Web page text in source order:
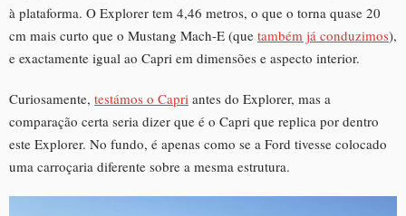
à plataforma. O Explorer tem 4,46 metros, o que o torna quase 20
cm mais curto que o Mustang Mach-E (que também já conduzimos),
e exactamente igual ao Capri em dimensões e aspecto interior.
Curiosamente, testámos o Capri antes do Explorer, mas a
comparação certa seria dizer que é o Capri que replica por dentro
este Explorer. No fundo, é apenas como se a Ford tivesse colocado
uma carroçaria diferente sobre a mesma estrutura.